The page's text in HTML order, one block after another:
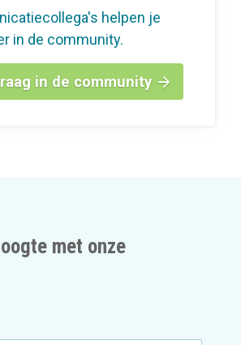
helpen je
in de community.
in de community
met onze